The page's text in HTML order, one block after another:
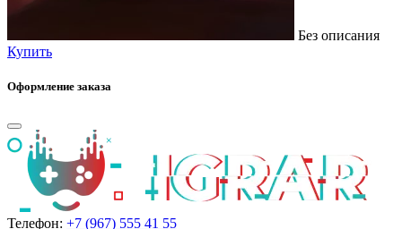
Без описания
Купить
Оформление заказа
Телефон: +7 (967) 555 41 55